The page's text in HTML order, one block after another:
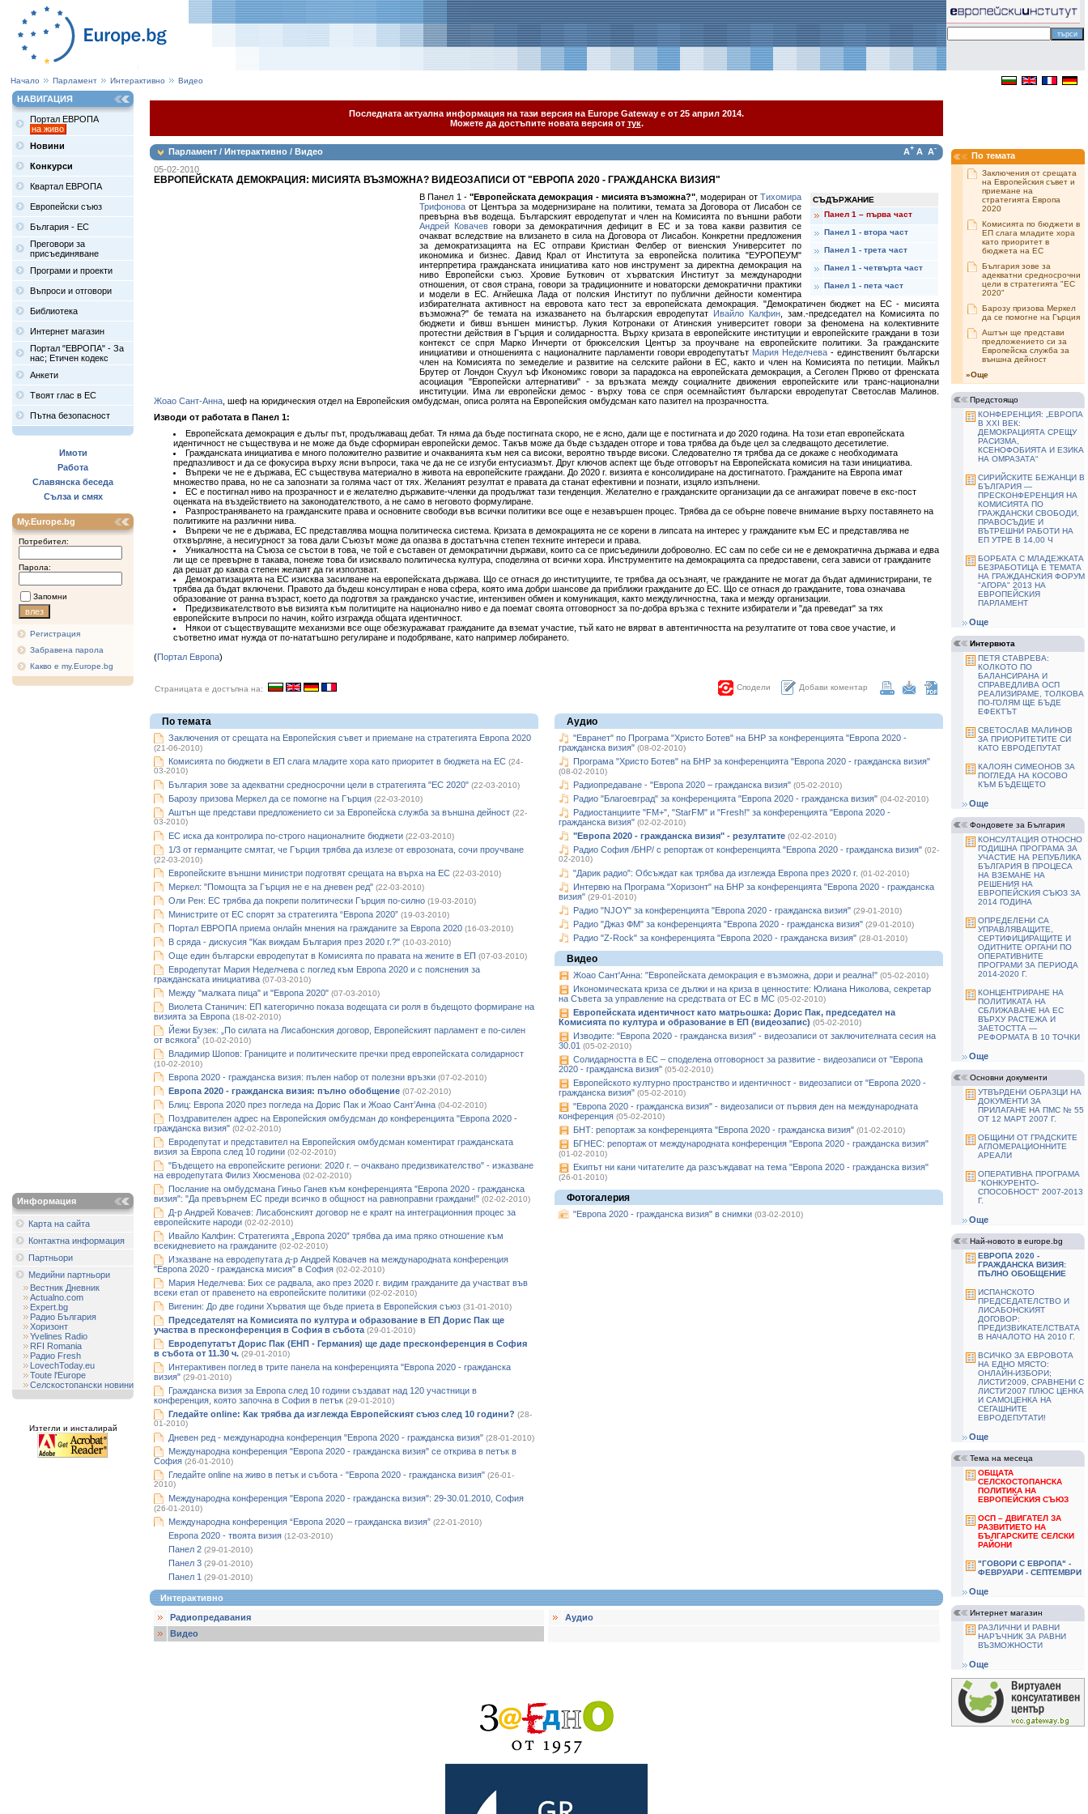
Начало Парламент Интерактивно Видео
НАВИГАЦИЯ
Портал ЕВРОПА
на живо
Новини
Конкурси
Квартал ЕВРОПА
Европейски съюз
България - ЕС
Преговори за
присъединяване
Програми и проекти
Въпроси и отговори
Библиотека
Интернет магазин
Портал "ЕВРОПА" - За
нас; Етичен кодекс
Анкети
Твоят глас в ЕС
Пътна безопасност
Имоти
Работа
Славянска беседа
Сълза и смях
My.Europe.bg
Потребител:
Парола:
Запомни
Регистрация
Забравена парола
Какво е my.Europe.bg
Информация
Карта на сайта
Контактна информация
Партньори
Медийни партньори
Вестник Дневник
Actualno.com
Expert.bg
Радио България
Хоризонт
Yvelines Radio
RFI Romania
Радио Fresh
LovechToday.eu
Toute l'Europe
Селскостопански новини
Изтегли и инсталирай
Последната актуална информация на тази версия на Europe Gateway е от 25 април 2014.
Можете да достъпите новата версия от тук.
Парламент / Интерактивно / Видео A+ A A-
05-02-2010
ЕВРОПЕЙСКАТА ДЕМОКРАЦИЯ: МИСИЯТА ВЪЗМОЖНА? ВИДЕОЗАПИСИ ОТ "ЕВРОПА 2020 - ГРАЖДАНСКА ВИЗИЯ"
СЪДЪРЖАНИЕ
Панел 1 – първа част
Панел 1 - втора част
Панел 1 - трета част
Панел 1 - четвърта част
Панел 1 - пета част
В Панел 1 -"Европейската демокрация - мисията възможна?" , модериран отТихомира
Трифонова от Центъра за модернизиране на политики, темата за Договора от Лисабон се
превърна във водеща. Българският евродепутат и член на Комисията по външни работи
Андрей Ковачев говори за демократичния дефицит в ЕС и за това какви развития се
очакват вследствие на влизането в сила на Договора от Лисабон. Конкретни предложения
за демократизацията на ЕС отправи Кристиан Фелбер от виенския Университет по
икономика и бизнес. Давид Крал от Института за европейска политика "ЕУРОПЕУМ"
интерпретира гражданската инициатива като нов инструмент за директна демокрация на
ниво Европейски съюз. Хровие Буткович от хърватския Институт за международни
отношения, от своя страна, говори за традиционните и новаторски демократични практики
и модели в ЕС. Агнйешка Лада от полския Институт по публични дейности коментира
избирателната активност на евровота като тест за европейската демокрация. "Демократичен бюджет на ЕС - мисията
възможна?" бе темата на изказването на българския евродепутат Ивайло Калфин, зам.-председател на Комисията по
бюджети и бивш външен министър. Лукия Котронаки от Атинския университет говори за феномена на колективните
протестни действия в Гърция и солидарността. Върху кризата в европейските институции и европейските граждани в този
контекст се спря Марко Инчерти от брюкселския Център за проучване на европейските политики. За гражданските
инициативи и отношенията с националните парламенти говори евродепутатът Мария Неделчева - единственият български
член на Комисията по земеделие и развитие на селските райони в ЕС, както и член на Комисията по петиции. Майкъл
Брутер от Лондон Скуул ъф Икономикс говори за парадокса на европейската демокрация, а Сеголен Прюво от френската
асоциация "Европейски алтернативи" - за връзката между социалните движения европейските или транс-национални
институции. Има ли европейски демос - върху това се спря осемнайстият български евродепутат Светослав Малинов.
Жоао Сант-Анна , шеф на юридическия отдел на Европейския омбудсман, описа ролята на Европейския омбудсман като пазител на прозрачността.
Изводи от работата в Панел 1:
Европейската демокрация е дълъг път, продължаващ дебат. Тя няма да бъде постигната скоро, не е ясно, дали ще е постигната и до 2020 година. На този етап европейската
идентичност не съществува и не може да бъде сформиран европейски демос. Такъв може да бъде създаден отгоре и това трябва да бъде цел за следващото десетилетие.
Гражданската инициатива е много положително развитие и очакванията към нея са високи, вероятно твърде високи. Следователно тя трябва да се докаже с необходимата
предпазливост и да се фокусира върху ясни въпроси, така че да не се изгуби ентусиазмът. Друг ключов аспект ще бъде отговорът на Европейската комисия на тази инициатива.
Въпреки че не е държава, ЕС съществува материално в живота на европейските граждани. До 2020 г. визията е консолидиране на достигнатото. Гражданите на Европа имат
множество права, но не са запознати за голяма част от тях. Желаният резултат е правата да станат ефективни и познати, изцяло изпълнени.
ЕС е постигнал ниво на прозрачност и е желателно държавите-членки да продължат тази тенденция. Желателно е гражданските организации да се ангажират повече в екс-пост
оценката на въздействието на законодателството, а не само в неговото формулиране.
Разпространяването на гражданските права и основните свободи във всички политики все още е незавършен процес. Трябва да се обърне повече внимание върху поставянето на
политиките на различни нива.
Въпреки че не е държава, ЕС представлява мощна политическа система. Кризата в демокрацията не се корени в липсата на интерес у гражданите към ЕС и представлява не
отхвърляне, а несигурност за това дали Съюзът може да опазва в достатъчна степен техните интереси и права.
Уникалността на Съюза се състои в това, че той е съставен от демократични държави, които са се присъединили доброволно. ЕС сам по себе си не е демократична държава и едва
ли ще се превърне в такава, понеже това би изисквало политическа култура, споделяна от всички хора. Инструментите на демокрацията са предоставени, сега зависи от гражданите
да решат до каква степен желаят да ги използват.
Демократизацията на ЕС изисква засилване на европейската държава. Що се отнася до институциите, те трябва да осъзнаят, че гражданите не могат да бъдат администрирани, те
трябва да бъдат включени. Правото да бъдеш консултиран е нова сфера, която има добри шансове да приближи гражданите до ЕС. Що се отнася до гражданите, това означава
образование от ранна възраст, което да подготвя за гражданско участие, интензивен обмен и комуникация, както междуличностна, така и между организации.
Предизвикателството във визията към политиците на национално ниво е да поемат своята отговорност за по-добра връзка с техните избиратели и "да преведат" за тях
европейските въпроси по начин, който изгражда общата идентичност.
Някои от съществуващите механизми все още обезкуражават гражданите да вземат участие, тъй като не вярват в автентичността на резултатите от това свое участие, и
съответно имат нужда от по-нататъшно регулиране и подобряване, като например лобирането.
(Портал Европа)
Страницата е достъпна на: Сподели Добави коментар
По темата
Заключения от срещата на Европейския съвет и приемане на стратегията Европа 2020
(21-06-2010)
Комисията по бюджети в ЕП слага младите хора като приоритет в бюджета на ЕС (24-
03-2010)
България зове за адекватни средносрочни цели в стратегията "ЕС 2020" (22-03-2010)
Барозу призова Меркел да се помогне на Гърция (22-03-2010)
Аштън ще представи предложението си за Европейска служба за външна дейност (22-
03-2010)
ЕС иска да контролира по-строго националните бюджети (22-03-2010)
1/3 от германците смятат, че Гърция трябва да излезе от еврозоната, сочи проучване
(22-03-2010)
Европейските външни министри подготвят срещата на върха на ЕС (22-03-2010)
Меркел: "Помощта за Гърция не е на дневен ред" (22-03-2010)
Оли Рен: ЕС трябва да покрепи политически Гърция по-силно (19-03-2010)
Министрите от ЕС спорят за стратегията “Европа 2020” (19-03-2010)
Портал ЕВРОПА приема онлайн мнения на гражданите за Европа 2020 (16-03-2010)
В сряда - дискусия "Как виждам България през 2020 г.?" (10-03-2010)
Още един български евродепутат в Комисията по правата на жените в ЕП (07-03-2010)
Евродепутат Мария Неделчева с поглед към Европа 2020 и с пояснения за
гражданската инициатива (07-03-2010)
Между "малката пица" и "Европа 2020" (07-03-2010)
Виолета Станичич: ЕП категорично показа водещата си роля в бъдещото формиране на
визията за Европа (18-02-2010)
Йежи Бузек: „По силата на Лисабонския договор, Европейският парламент е по-силен
от всякога” (10-02-2010)
Владимир Шопов: Границите и политическите пречки пред европейската солидарност
(10-02-2010)
Европа 2020 - гражданска визия: пълeн набор от полезни връзки (07-02-2010)
Европа 2020 - гражданска визия: пълно обобщение (07-02-2010)
Блиц: Европа 2020 през погледа на Дорис Пак и Жоао Сант’Анна (04-02-2010)
Поздравителен адрес на Европейския омбудсман до конференцията "Европа 2020 -
гражданска визия" (02-02-2010)
Евродепутат и представител на Европейския омбудсман коментират гражданската
визия за Европа след 10 години (02-02-2010)
"Бъдещето на европейските региони: 2020 г. – очаквано предизвикателство" - изказване
на евродепутата Филиз Хюсменова (02-02-2010)
Послание на омбудсмана Гиньо Ганев към конференцията "Европа 2020 - гражданска
визия": "Да превърнем ЕС преди всичко в общност на равноправни граждани!" (02-02-2010)
Д-р Андрей Ковачев: Лисабонският договор не е краят на интеграционния процес за
европейските народи (02-02-2010)
Ивайло Калфин: Стратегията „Европа 2020” трябва да има пряко отношение към
всекидневието на гражданите (02-02-2010)
Изказване на евродепутата д-р Андрей Ковачев на международната конференция
"Европа 2020 - гражданска мисия" в София (02-02-2010)
Мария Неделчева: Бих се радвала, ако през 2020 г. видим гражданите да участват във
всеки етап от правенето на европейските политики (02-02-2010)
Вигенин: До две години Хърватия ще бъде приета в Европейския съюз (31-01-2010)
Председателят на Комисията по култура и образование в ЕП Дорис Пак ще
участва в пресконференция в София в събота (29-01-2010)
Евродепутатът Дорис Пак (ЕНП - Германия) ще даде пресконференция в София
в събота от 11.30 ч. (29-01-2010)
Интерактивен поглед в трите панела на конференцията "Европа 2020 - гражданска
визия" (29-01-2010)
Гражданска визия за Европа след 10 години създават над 120 участници в
конференция, която започна в София в петък (29-01-2010)
Гледайте оnline: Как трябва да изглежда Европейският съюз след 10 години? (28-
01-2010)
Дневен ред - международна конференция "Европа 2020 - гражданска визия" (28-01-2010)
Международна конференция "Европа 2020 - гражданска визия" се открива в петък в
София (26-01-2010)
Гледайте оnline на живо в петък и събота - "Европа 2020 - гражданска визия" (26-01-
2010)
Международна конференция "Европа 2020 - гражданска визия": 29-30.01.2010, София
(26-01-2010)
Международна конференция “Европа 2020 – гражданска визия” (22-01-2010)
Европа 2020 - твоята визия (12-03-2010)
Панел 2 (29-01-2010)
Панел 3 (29-01-2010)
Панел 1 (29-01-2010)
Аудио
"Евранет" по Програма "Христо Ботев" на БНР за конференцията "Европа 2020 -
гражданска визия" (08-02-2010)
Програма "Христо Ботев" на БНР за конференцията "Европа 2020 - гражданска визия"
(08-02-2010)
Радиопредаване - "Европа 2020 – гражданска визия" (05-02-2010)
Радио "Благоевград" за конференцията "Европа 2020 - гражданска визия" (04-02-2010)
Радиостанциите "FM+", "StarFM" и "Fresh!" за конференцията "Европа 2020 -
гражданска визия" (02-02-2010)
"Европа 2020 - гражданска визия" - резултатите (02-02-2010)
Радио София /БНР/ с репортаж от конференцията "Европа 2020 - гражданска визия" (02-
02-2010)
"Дарик радио": Обсъждат как трябва да изглежда Европа през 2020 г. (01-02-2010)
Интервю на Програма "Хоризонт" на БНР за конференцията "Европа 2020 - гражданска
визия" (29-01-2010)
Радио "NJOY" за конференцията "Европа 2020 - гражданска визия" (29-01-2010)
Радио "Джаз ФМ" за конференцията "Европа 2020 - гражданска визия" (29-01-2010)
Радио "Z-Rock" за конференцията "Европа 2020 - гражданска визия" (28-01-2010)
Видео
Жоао Сант'Анна: "Европейската демокрация е възможна, дори и реална!" (05-02-2010)
Икономическата криза се дължи и на криза в ценностите: Юлиана Николова, секретар
на Съвета за управление на средствата от ЕС в МС (05-02-2010)
Европейската идентичност като матрьошка: Дорис Пак, председател на
Комисията по култура и образование в ЕП (видеозапис) (05-02-2010)
Изводите: "Европа 2020 - гражданска визия" - видеозаписи от заключителната сесия на
30.01 (05-02-2010)
Солидарността в ЕС – споделена отговорност за развитие - видеозаписи от "Европа
2020 - гражданска визия" (05-02-2010)
Европейското културно пространство и идентичност - видеозаписи от "Европа 2020 -
гражданска визия" (05-02-2010)
"Европа 2020 - гражданска визия" - видеозаписи от първия ден на международната
конференция (05-02-2010)
БНТ: репортаж за конференцията "Европа 2020 - гражданска визия" (01-02-2010)
БГНЕС: репортаж от международната конференция "Европа 2020 - гражданска визия"
(01-02-2010)
Екипът ни кани читателите да разсъждават на тема "Европа 2020 - гражданска визия"
(26-01-2010)
Фотогалерия
"Европа 2020 - гражданска визия" в снимки (03-02-2010)
Интерактивно
Радиопредавания
Видео
Аудио
По темата
Заключения от срещата
на Европейския съвет и
приемане на
стратегията Европа
2020
Комисията по бюджети в
ЕП слага младите хора
като приоритет в
бюджета на ЕС
България зове за
адекватни средносрочни
цели в стратегията "ЕС
2020"
Барозу призова Меркел
да се помогне на Гърция
Аштън ще представи
предложението си за
Европейска служба за
външна дейност
»Още
Предстоящо
КОНФЕРЕНЦИЯ: „ЕВРОПА
В ХХІ ВЕК:
ДЕМОКРАЦИЯТА СРЕЩУ
РАСИЗМА,
КСЕНОФОБИЯТА И ЕЗИКА
НА ОМРАЗАТА“
СИРИЙСКИТЕ БЕЖАНЦИ В
БЪЛГАРИЯ —
ПРЕСКОНФЕРЕНЦИЯ НА
КОМИСИЯТА ПО
ГРАЖДАНСКИ СВОБОДИ,
ПРАВОСЪДИЕ И
ВЪТРЕШНИ РАБОТИ НА
ЕП УТРЕ В 14,00 Ч
БОРБАТА С МЛАДЕЖКАТА
БЕЗРАБОТИЦА Е ТЕМАТА
НА ГРАЖДАНСКИЯ ФОРУМ
"АГОРА" 2013 НА
ЕВРОПЕЙСКИЯ
ПАРЛАМЕНТ
Още
Интервюта
ПЕТЯ СТАВРЕВА:
КОЛКОТО ПО
БАЛАНСИРАНА И
СПРАВЕДЛИВА ОСП
РЕАЛИЗИРАМЕ, ТОЛКОВА
ПО-ГОЛЯМ ЩЕ БЪДЕ
ЕФЕКТЪТ
СВЕТОСЛАВ МАЛИНОВ
ЗА ПРИОРИТЕТИТЕ СИ
КАТО ЕВРОДЕПУТАТ
КАЛОЯН СИМЕОНОВ ЗА
ПОГЛЕДА НА КОСОВО
КЪМ БЪДЕЩЕТО
Още
Фондовете за България
КОНСУЛТАЦИЯ ОТНОСНО
ГОДИШНА ПРОГРАМА ЗА
УЧАСТИЕ НА РЕПУБЛИКА
БЪЛГАРИЯ В ПРОЦЕСА
НА ВЗЕМАНЕ НА
РЕШЕНИЯ НА
ЕВРОПЕЙСКИЯ СЪЮЗ ЗА
2014 ГОДИНА
ОПРЕДЕЛЕНИ СА
УПРАВЛЯВАЩИТЕ,
СЕРТИФИЦИРАЩИТЕ И
ОДИТНИТЕ ОРГАНИ ПО
ОПЕРАТИВНИТЕ
ПРОГРАМИ ЗА ПЕРИОДА
2014-2020 Г.
КОНЦЕНТРИРАНЕ НА
ПОЛИТИКАТА НА
СБЛИЖАВАНЕ НА ЕС
ВЪРХУ РАСТЕЖА И
ЗАЕТОСТТА —
РЕФОРМАТА В 10 ТОЧКИ
Още
Основни документи
УТВЪРДЕНИ ОБРАЗЦИ НА
ДОКУМЕНТИ ЗА
ПРИЛАГАНЕ НА ПМС № 55
ОТ 12 МАРТ 2007 Г.
ОБЩИНИ ОТ ГРАДСКИТЕ
АГЛОМЕРАЦИОННИТЕ
АРЕАЛИ
ОПЕРАТИВНА ПРОГРАМА
"КОНКУРЕНТО-
СПОСОБНОСТ" 2007-2013
Г.
Още
Най-новото в europe.bg
ЕВРОПА 2020 -
ГРАЖДАНСКА ВИЗИЯ:
ПЪЛНО ОБОБЩЕНИЕ
ИСПАНСКОТО
ПРЕДСЕДАТЕЛСТВО И
ЛИСАБОНСКИЯТ
ДОГОВОР:
ПРЕДИЗВИКАТЕЛСТВАТА
В НАЧАЛОТО НА 2010 Г.
ВСИЧКО ЗА ЕВРОВОТА
НА ЕДНО МЯСТО:
ОНЛАЙН-ИЗБОРИ;
ЛИСТИ'2009, СРАВНЕНИ С
ЛИСТИ'2007 ПЛЮС ЦЕНКА
И САМОЦЕНКА НА
СЕГАШНИТЕ
ЕВРОДЕПУТАТИ!
Още
Тема на месеца
ОБЩАТА
СЕЛСКОСТОПАНСКА
ПОЛИТИКА НА
ЕВРОПЕЙСКИЯ СЪЮЗ
ОСП – ДВИГАТЕЛ ЗА
РАЗВИТИЕТО НА
БЪЛГАРСКИТЕ СЕЛСКИ
РАЙОНИ
"ГОВОРИ С ЕВРОПА" -
ФЕВРУАРИ - СЕПТЕМВРИ
Още
Интернет магазин
РАЗЛИЧНИ И РАВНИ
НАРЪЧНИК ЗА РАВНИ
ВЪЗМОЖНОСТИ
Още